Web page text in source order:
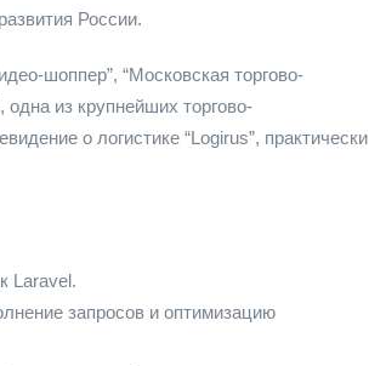
России.
шоппер”, “Московская торгово-
из крупнейших торгово-
о логистике “Logirus”, практически
Laravel.
запросов и оптимизацию